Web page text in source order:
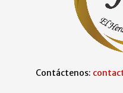
Contáctenos: